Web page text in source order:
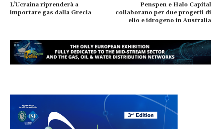
L’Ucraina riprenderà a
importare gas dalla Grecia
Penspen e Halo Capital
collaborano per due progetti di
elio e idrogeno in Australia